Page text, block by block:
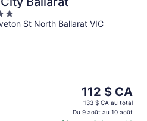
St North Ballarat VIC
Le
prix
est
112 $ CA
133 $ CA au total
Du 9 août au 10 août